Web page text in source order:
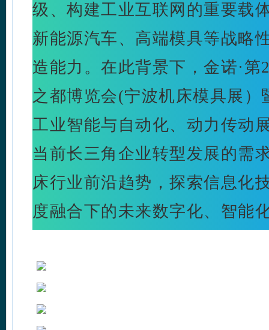
级、构建工业互联网的重要载
新能源汽车、高端模具等战略
造能力。 在此背景下，金诺·第
之都博览会(宁波机床模具展）
工业智能与自动化、动力传动
当前长三角企业转型发展的需
床行业前沿趋势，探索信息化
度融合下的未来数字化、智能